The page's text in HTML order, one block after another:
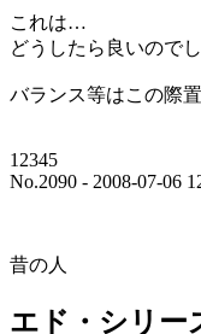
これは…
どうしたら良いので
バランス等はこの際
12345
No.2090 - 2008-07-06
昔の人
エド・シリー